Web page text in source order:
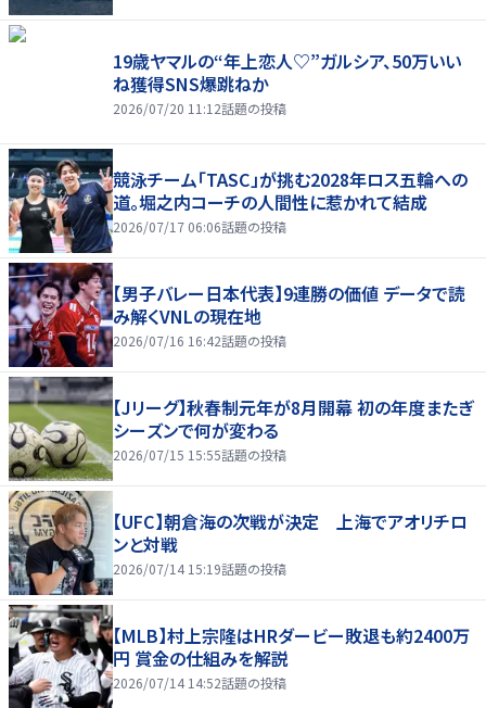
19歳ヤマルの“年上恋人♡”ガルシア、50万いい
ね獲得SNS爆跳ねか
2026/07/20 11:12話題の投稿
競泳チーム「TASC」が挑む2028年ロス五輪への
道。堀之内コーチの人間性に惹かれて結成
2026/07/17 06:06話題の投稿
【男子バレー日本代表】9連勝の価値 データで読
み解くVNLの現在地
2026/07/16 16:42話題の投稿
【Jリーグ】秋春制元年が8月開幕 初の年度またぎ
シーズンで何が変わる
2026/07/15 15:55話題の投稿
【UFC】朝倉海の次戦が決定 上海でアオリチロ
ンと対戦
2026/07/14 15:19話題の投稿
【MLB】村上宗隆はHRダービー敗退も約2400万
円 賞金の仕組みを解説
2026/07/14 14:52話題の投稿